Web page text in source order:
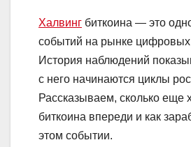
Халвинг биткоина — это
событий на рынке цифровых
История наблюдений
с него начинаются циклы
Рассказываем, сколько еще
биткоина впереди и как
этом событии.